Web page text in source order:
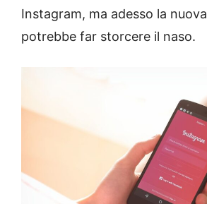
Instagram, ma adesso la
potrebbe far storcere il naso.